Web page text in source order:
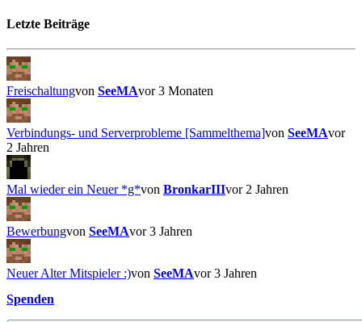
Letzte Beiträge
Freischaltungvon SeeMAvor 3 Monaten
Verbindungs- und Serverprobleme [Sammelthema]von SeeMAvor
2 Jahren
Mal wieder ein Neuer *g*von BronkarIIIvor 2 Jahren
Bewerbungvon SeeMAvor 3 Jahren
Neuer Alter Mitspieler :)von SeeMAvor 3 Jahren
Spenden